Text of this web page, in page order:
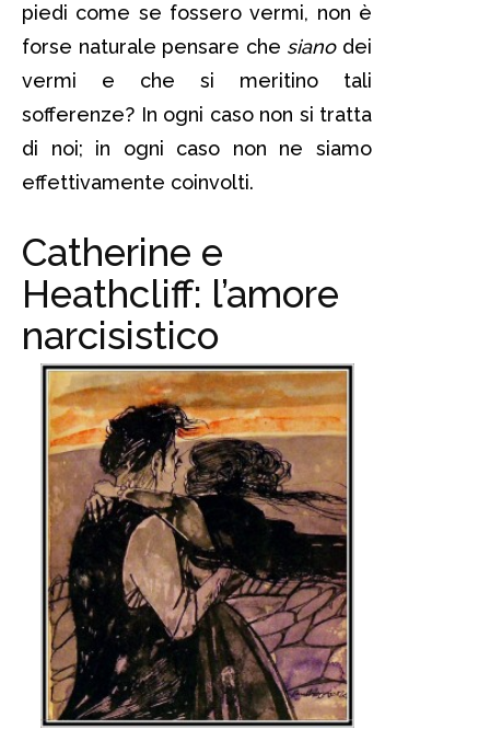
piedi come se fossero vermi, non è
forse naturale pensare che sianodei
vermi e che si meritino tali
sofferenze? In ogni caso non si tratta
di noi; in ogni caso non ne siamo
effettivamente coinvolti.
Catherine e
Heathcliff: l’amore
narcisistico